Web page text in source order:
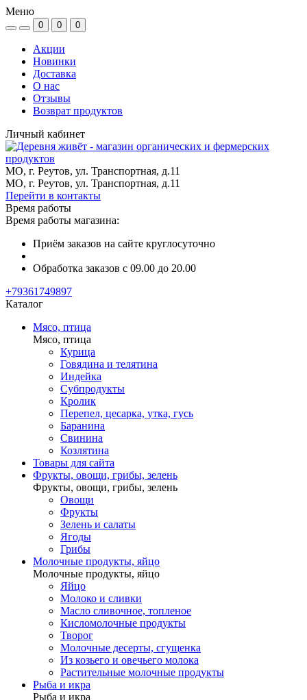
Меню
0 0 0
Акции
Новинки
Доставка
О нас
Отзывы
Возврат продуктов
Личный кабинет
МО, г. Реутов, ул. Транспортная, д.11
МО, г. Реутов, ул. Транспортная, д.11
Перейти в контакты
Время работы
Время работы магазина:
Приём заказов на сайте круглосуточно
Обработка заказов с 09.00 до 20.00
+79361749897
Каталог
Мясо, птица
Мясо, птица
Курица
Говядина и телятина
Индейка
Субпродукты
Кролик
Перепел, цесарка, утка, гусь
Баранина
Свинина
Козлятина
Товары для сайта
Фрукты, овощи, грибы, зелень
Фрукты, овощи, грибы, зелень
Овощи
Фрукты
Зелень и салаты
Ягоды
Грибы
Молочные продукты, яйцо
Молочные продукты, яйцо
Яйцо
Молоко и сливки
Масло сливочное, топленое
Кисломолочные продукты
Творог
Молочные десерты, сгущенка
Из козьего и овечьего молока
Растительные молочные продукты
Рыба и икра
Рыба и икра